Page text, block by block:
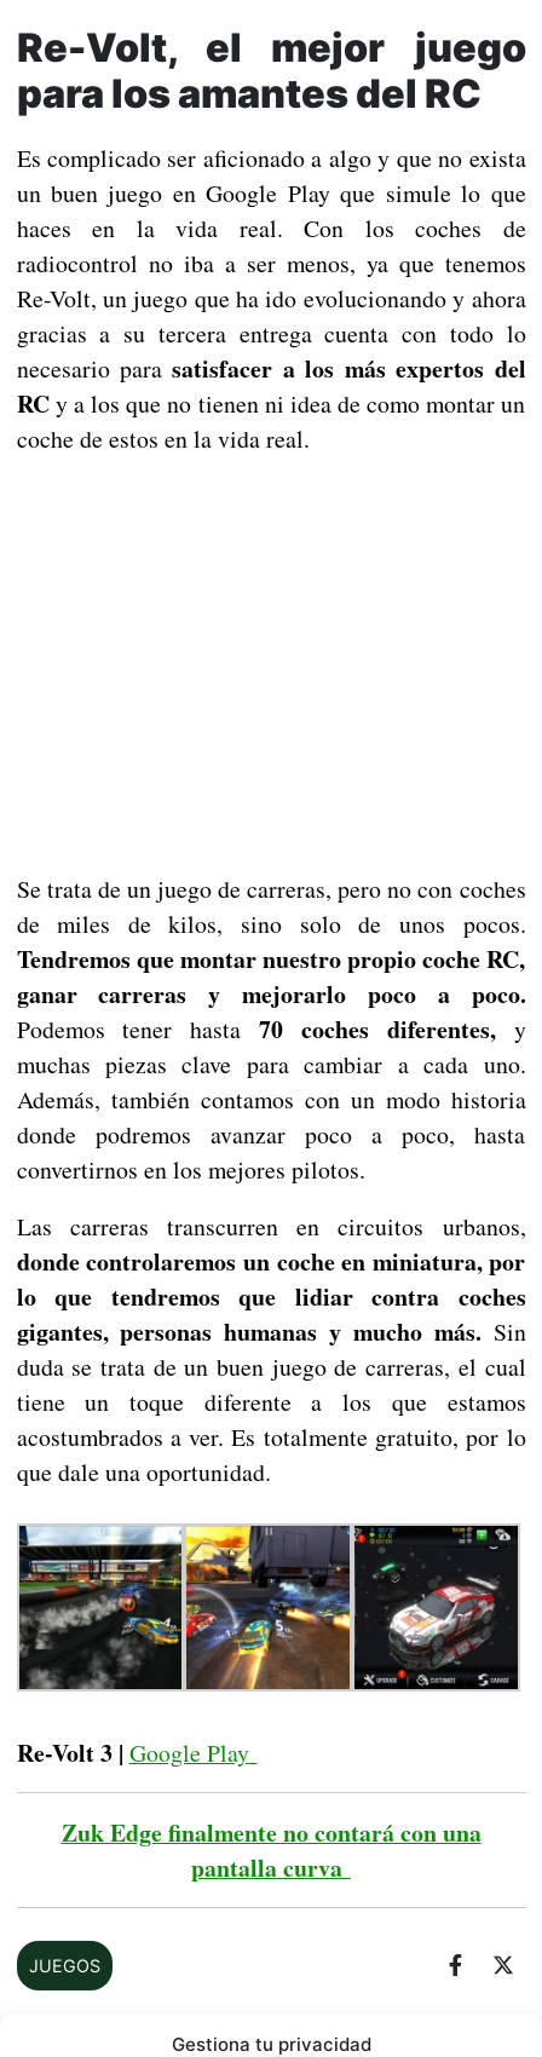
Gestiona tu privacidad
Re-Volt, el mejor juego
para los amantes del RC
Es complicado ser aficionado a algo y que no exista
un buen juego en Google Play que simule lo que
haces en la vida real. Con los coches de
radiocontrol no iba a ser menos, ya que tenemos
Re-Volt, un juego que ha ido evolucionando y ahora
gracias a su tercera entrega cuenta con todo lo
necesario parasatisfacer a los más expertos del
RCy a los que no tienen ni idea de como montar un
coche de estos en la vida real.
Se trata de un juego de carreras, pero no con coches
de miles de kilos, sino solo de unos pocos.
Tendremos que montar nuestro propio coche RC,
ganar carreras y mejorarlo poco a poco.
Podemos tener hasta 70 coches diferentes,y
muchas piezas clave para cambiar a cada uno.
Además, también contamos con un modo historia
donde podremos avanzar poco a poco, hasta
convertirnos en los mejores pilotos.
Las carreras transcurren en circuitos urbanos,
donde controlaremos un coche en miniatura, por
lo que tendremos que lidiar contra coches
gigantes, personas humanas y mucho más. Sin
duda se trata de un buen juego de carreras, el cual
tiene un toque diferente a los que estamos
acostumbrados a ver. Es totalmente gratuito, por lo
que dale una oportunidad.
Re-Volt 3 | Google Play
Zuk Edge finalmente no contará con una
pantalla curva
JUEGOS